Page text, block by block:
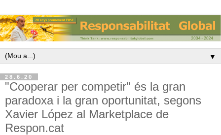
▼
28.6.20
"Cooperar per competir" és la gran
paradoxa i la gran oportunitat, segons
Xavier López al Marketplace de
Respon.cat